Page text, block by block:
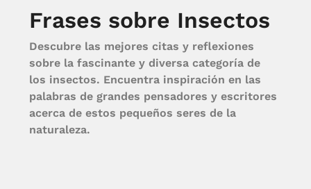
Frases sobre Insectos
Descubre las mejores citas y reflexiones
sobre la fascinante y diversa categoría de
los insectos. Encuentra inspiración en las
palabras de grandes pensadores y escritores
acerca de estos pequeños seres de la
naturaleza.